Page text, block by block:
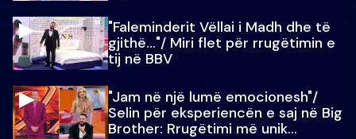
"Faleminderit Vëllai i Madh dhe të
gjithë…"/ Miri flet për rrugëtimin e
tij në BBV
"Jam në një lumë emocionesh"/
Selin për eksperiencën e saj në Big
Brother: Rrugëtimi më unik…